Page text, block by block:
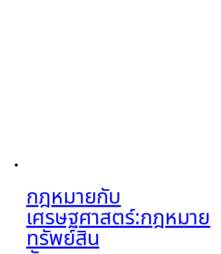
กฎหมายกับ
เศรษฐศาสตร์:กฎหมาย
ทรัพย์สิน